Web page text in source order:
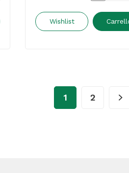
quantità
Wishlist
1 2